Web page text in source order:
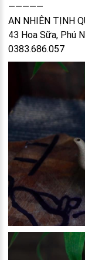
—————
AN NHIÊN TỊNH
43 Hoa Sữa, Phú
0383.686.057